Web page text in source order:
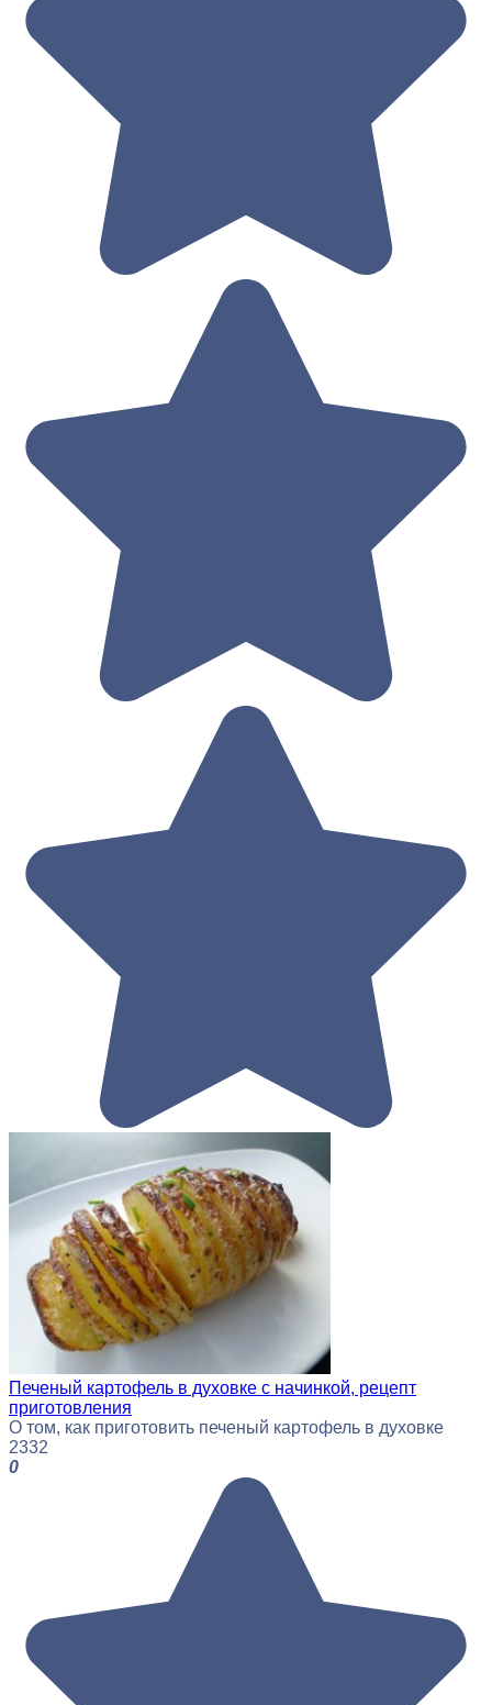
Печеный картофель в духовке с начинкой, рецепт
приготовления
О том, как приготовить печеный картофель в духовке
2332
0